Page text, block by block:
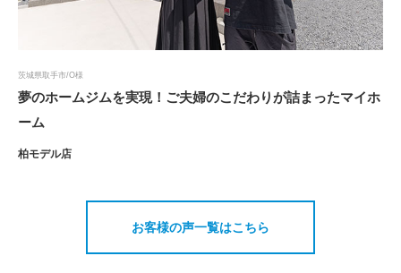
茨城県取手市/O様
夢のホームジムを実現！ご夫婦のこだわりが詰まったマイホ
ーム
柏モデル店
お客様の声一覧はこちら